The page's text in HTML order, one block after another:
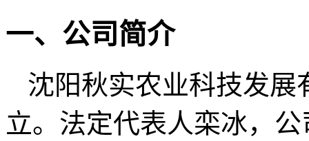
一、公司简介
沈阳秋实农业科技发展
立。法定代表人栾冰，